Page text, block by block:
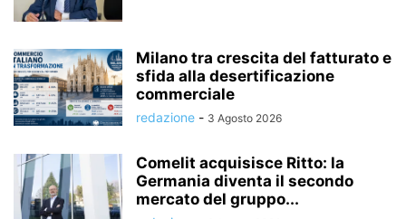
Milano tra crescita del fatturato e
sfida alla desertificazione
commerciale
redazione - 3 Agosto 2026
Comelit acquisisce Ritto: la
Germania diventa il secondo
mercato del gruppo...